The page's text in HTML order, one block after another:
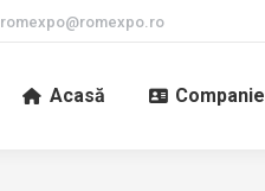
romexpo@romexpo.ro
Acasă Companie